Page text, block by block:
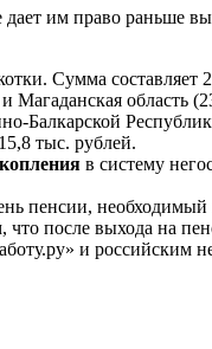
им право раньше
Сумма составляет
Магаданская
Балкарской
тыс. рублей.
в систему
пенсии,
после выхода на
и